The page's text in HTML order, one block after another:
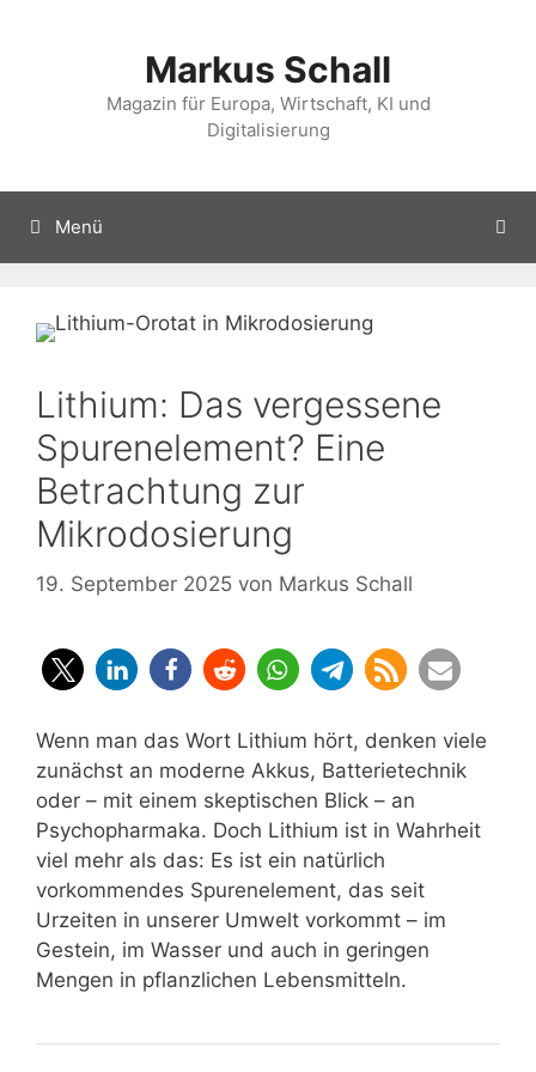
Markus Schall
Magazin für Europa, Wirtschaft, KI und
Digitalisierung
Menü
Lithium: Das vergessene
Spurenelement? Eine
Betrachtung zur
Mikrodosierung
19. September 2025 von Markus Schall
Wenn man das Wort Lithium hört, denken viele
zunächst an moderne Akkus, Batterietechnik
oder – mit einem skeptischen Blick – an
Psychopharmaka. Doch Lithium ist in Wahrheit
viel mehr als das: Es ist ein natürlich
vorkommendes Spurenelement, das seit
Urzeiten in unserer Umwelt vorkommt – im
Gestein, im Wasser und auch in geringen
Mengen in pflanzlichen Lebensmitteln.